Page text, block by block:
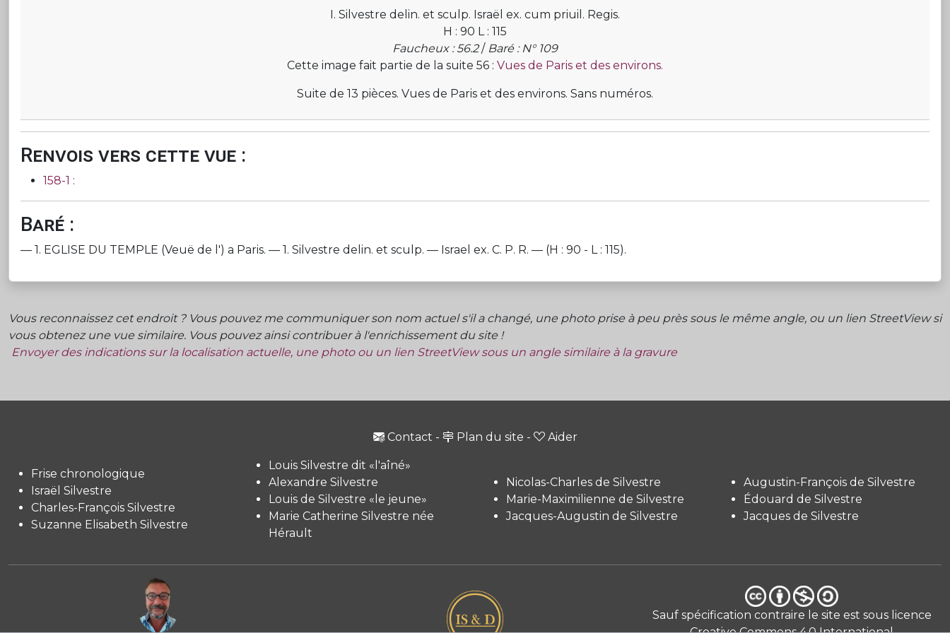
I. Silvestre delin. et sculp. Israël ex. cum priuil. Regis.
H : 90 L : 115
Faucheux : 56.2/ Baré : N° 109
Cette image fait partie de la suite 56 : Vues de Paris et des environs.
Suite de 13 pièces. Vues de Paris et des environs. Sans numéros.
Renvois vers cette vue :
158-1 :
Baré :
— 1. EGLISE DU TEMPLE (Veuë de l') a Paris. — 1. Silvestre delin. et sculp. — Israel ex. C. P. R. — (H : 90 - L : 115).
Vous reconnaissez cet endroit ? Vous pouvez me communiquer son nom actuel s'il a changé, une photo prise à peu près sous le même angle, ou un lien StreetView si
vous obtenez une vue similaire. Vous pouvez ainsi contribuer à l'enrichissement du site !
Envoyer des indications sur la localisation actuelle, une photo ou un lien StreetView sous un angle similaire à la gravure
Contact - Plan du site - Aider
Frise chronologique
Israël Silvestre
Charles-François Silvestre
Suzanne Elisabeth Silvestre
Louis Silvestre dit «l'aîné»
Alexandre Silvestre
Louis de Silvestre «le jeune»
Marie Catherine Silvestre née
Hérault
Nicolas-Charles de Silvestre
Marie-Maximilienne de Silvestre
Jacques-Augustin de Silvestre
Augustin-François de Silvestre
Édouard de Silvestre
Jacques de Silvestre
Sauf spécification contraire le site est sous licence